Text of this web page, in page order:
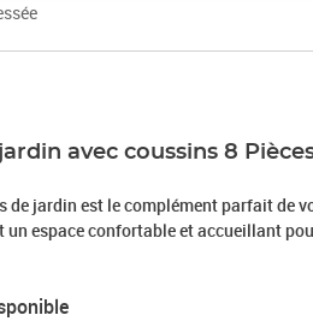
avec coussins 8
de jardin est le complément parfait de
espace confortable et accueillant
se détendre et profiter de
et nécessitant peu d'entretien qui